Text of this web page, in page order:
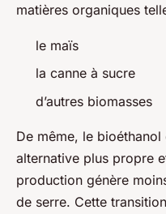
matières organiques
le maïs
la canne à sucre
d’autres biomasses
De même, le
alternative plus propre
production génère
de serre. Cette